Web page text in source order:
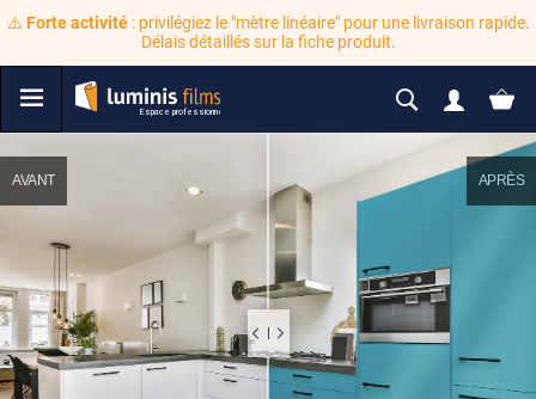
⚠️ Forte activité: privilégiez le "mètre linéaire" pour une livraison rapide.
Délais détaillés sur la fiche produit.
AVANT APRÈS